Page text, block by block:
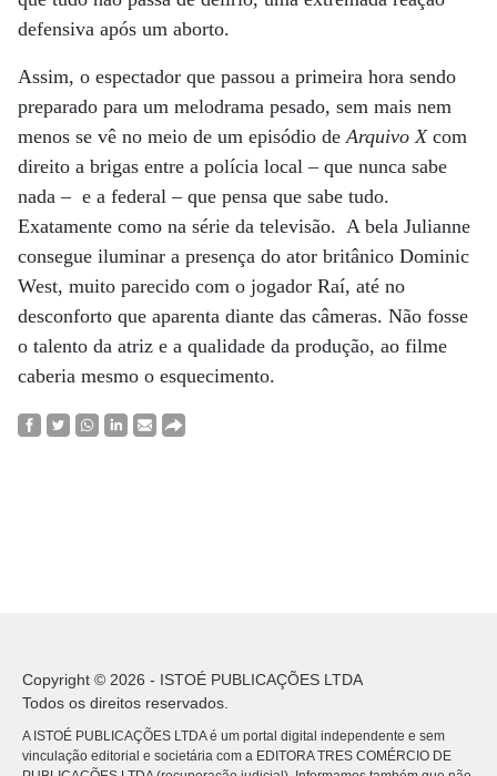
defensiva após um aborto.
Assim, o espectador que passou a primeira hora sendo
preparado para um melodrama pesado, sem mais nem
menos se vê no meio de um episódio deArquivo X com
direito a brigas entre a polícia local – que nunca sabe
nada – e a federal – que pensa que sabe tudo.
Exatamente como na série da televisão. A bela Julianne
consegue iluminar a presença do ator britânico Dominic
West, muito parecido com o jogador Raí, até no
desconforto que aparenta diante das câmeras. Não fosse
o talento da atriz e a qualidade da produção, ao filme
caberia mesmo o esquecimento.
Copyright © 2026 - ISTOÉ PUBLICAÇÕES LTDA
Todos os direitos reservados.
A ISTOÉ PUBLICAÇÕES LTDA é um portal digital independente e sem
vinculação editorial e societária com a EDITORA TRES COMÉRCIO DE